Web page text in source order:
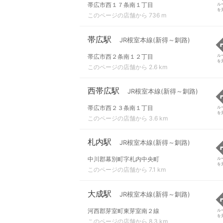
帯広市西１７条南１丁目
このページの店舗から 736 m
ル
を
帯広駅 JR根室本線(新得～釧路)
帯広市西２条南１２丁目
このページの店舗から 2.6 km
ル
を
西帯広駅 JR根室本線(新得～釧路)
帯広市西２３条南１丁目
このページの店舗から 3.6 km
ル
を
札内駅 JR根室本線(新得～釧路)
中川郡幕別町字札内中央町
このページの店舗から 7.1 km
ル
を
大成駅 JR根室本線(新得～釧路)
河西郡芽室町東芽室南２線
このページの店舗から 8.3 km
ル
を